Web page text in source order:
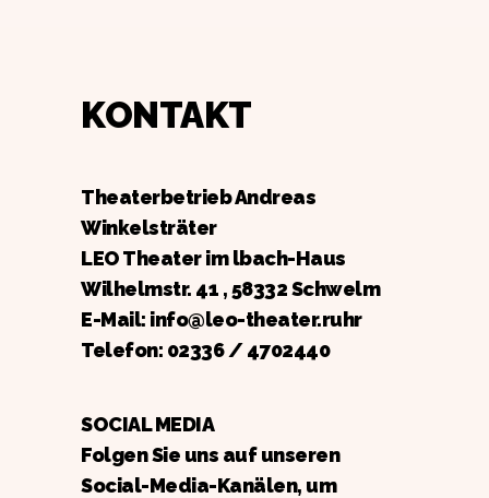
KONTAKT
Theaterbetrieb Andreas
Winkelsträter
LEO Theater im lbach-Haus
Wilhelmstr. 41 , 58332 Schwelm
E-Mail: info@leo-theater.ruhr
Telefon: 02336 / 4702440
SOCIAL MEDIA
Folgen Sie uns auf unseren
Social-Media-Kanälen, um